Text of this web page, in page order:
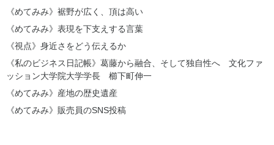
《めてみみ》裾野が広く、頂は高い
《めてみみ》表現を下支えする言葉
《視点》身近さをどう伝えるか
《私のビジネス日記帳》葛藤から融合、そして独自性へ 文化ファ
ッション大学院大学学長 櫛下町伸一
《めてみみ》産地の歴史遺産
《めてみみ》販売員のSNS投稿